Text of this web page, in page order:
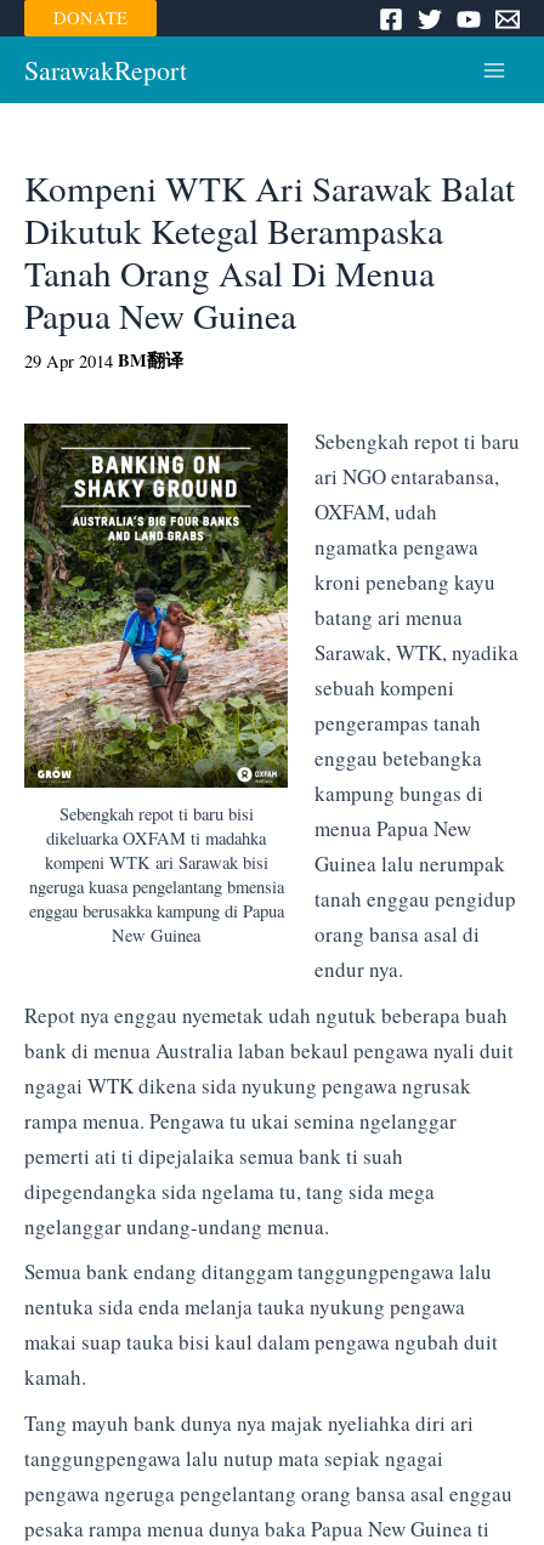
Skip
to
content
DONATE
SarawakReport
Kompeni WTK Ari Sarawak Balat
Dikutuk Ketegal Berampaska
Tanah Orang Asal Di Menua
Papua New Guinea
29 Apr 2014 BM翻译
Sebengkah repot ti baru bisi
dikeluarka OXFAM ti madahka
kompeni WTK ari Sarawak bisi
ngeruga kuasa pengelantang bmensia
enggau berusakka kampung di Papua
New Guinea
Sebengkah repot ti baru
ari NGO entarabansa,
OXFAM, udah
ngamatka pengawa
kroni penebang kayu
batang ari menua
Sarawak, WTK, nyadika
sebuah kompeni
pengerampas tanah
enggau betebangka
kampung bungas di
menua Papua New
Guinea lalu nerumpak
tanah enggau pengidup
orang bansa asal di
endur nya.
Repot nya enggau nyemetak udah ngutuk beberapa buah
bank di menua Australia laban bekaul pengawa nyali duit
ngagai WTK dikena sida nyukung pengawa ngrusak
rampa menua. Pengawa tu ukai semina ngelanggar
pemerti ati ti dipejalaika semua bank ti suah
dipegendangka sida ngelama tu, tang sida mega
ngelanggar undang-undang menua.
Semua bank endang ditanggam tanggungpengawa lalu
nentuka sida enda melanja tauka nyukung pengawa
makai suap tauka bisi kaul dalam pengawa ngubah duit
kamah.
Tang mayuh bank dunya nya majak nyeliahka diri ari
tanggungpengawa lalu nutup mata sepiak ngagai
pengawa ngeruga pengelantang orang bansa asal enggau
pesaka rampa menua dunya baka Papua New Guinea ti